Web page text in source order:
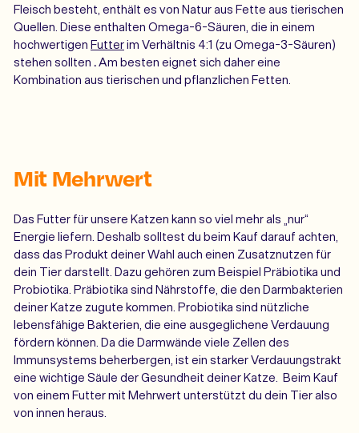
Fleisch besteht, enthält es von Natur aus Fette aus tierischen
Quellen. Diese enthalten Omega-6-Säuren, die in einem
hochwertigen Futterim Verhältnis 4:1 (zu Omega-3-Säuren)
stehen sollten
Am besten eignet sich daher eine
Kombination aus tierischen und pflanzlichen Fetten.
Mit Mehrwert
Das Futter für unsere Katzen kann so viel mehr als „nur“
Energie liefern. Deshalb solltest du beim Kauf darauf achten,
dass das Produkt deiner Wahl auch einen Zusatznutzen für
dein Tier darstellt. Dazu gehören zum Beispiel Präbiotika und
Probiotika. Präbiotika sind Nährstoffe, die den Darmbakterien
deiner Katze zugute kommen. Probiotika sind nützliche
lebensfähige Bakterien, die eine ausgeglichene Verdauung
fördern können. Da die Darmwände viele Zellen des
Immunsystems beherbergen, ist ein starker Verdauungstrakt
eine wichtige Säule der Gesundheit deiner Katze. Beim Kauf
von einem Futter mit Mehrwert unterstützt du dein Tier also
von innen heraus.